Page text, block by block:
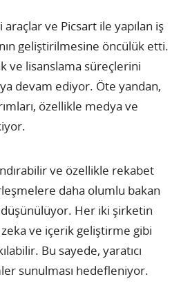
ve Picsart ile yapılan iş
geliştirilmesine öncülük etti.
ve lisanslama süreçlerini
devam ediyor. Öte yandan,
özellikle medya ve
ve özellikle rekabet
daha olumlu bakan
Her iki şirketin
ve içerik geliştirme gibi
Bu sayede, yaratıcı
sunulması hedefleniyor.